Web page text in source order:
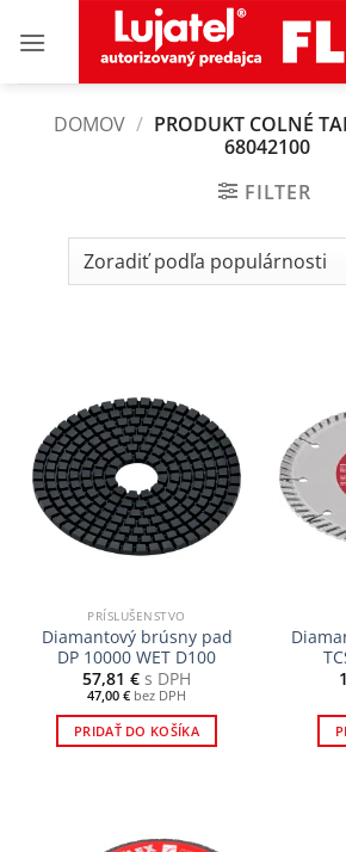
DOMOV / PRODUKT COLNÉ
68042100
FILTER
PRÍSLUŠENSTVO
Diamantový brúsny pad
DP 10000 WET D100
57,81 € s DPH
47,00 € bez DPH
PRIDAŤ DO KOŠÍKA